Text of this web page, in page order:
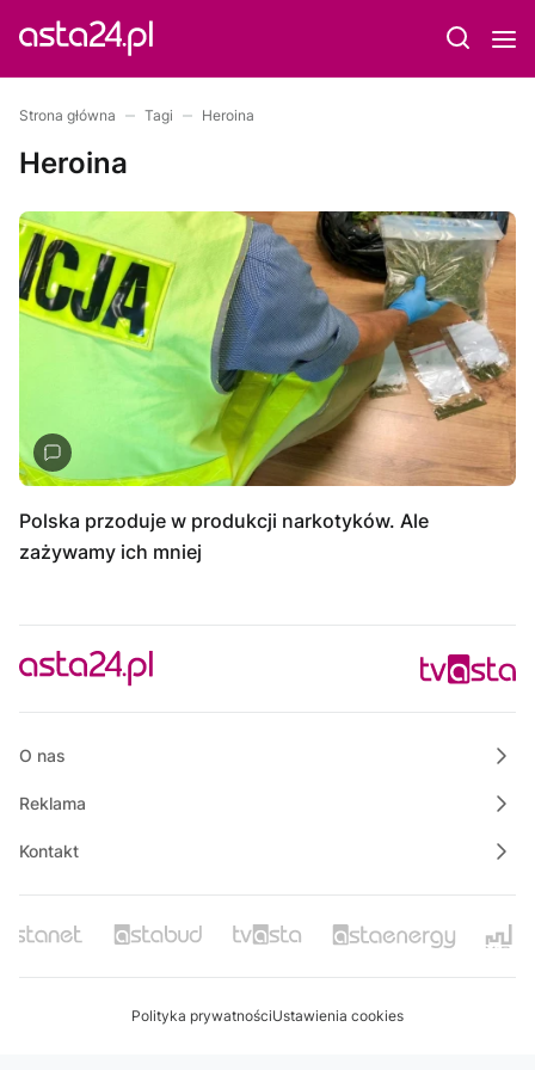
Strona główna Tagi Heroina
Heroina
Polska przoduje w produkcji narkotyków. Ale
zażywamy ich mniej
O nas
Reklama
Kontakt
Polityka prywatnościUstawienia cookies